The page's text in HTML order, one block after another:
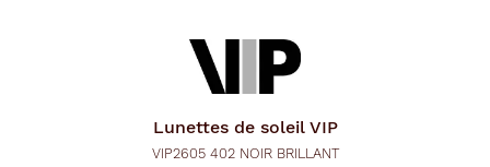
Lunettes de soleil VIP
VIP2605 402 NOIR BRILLANT